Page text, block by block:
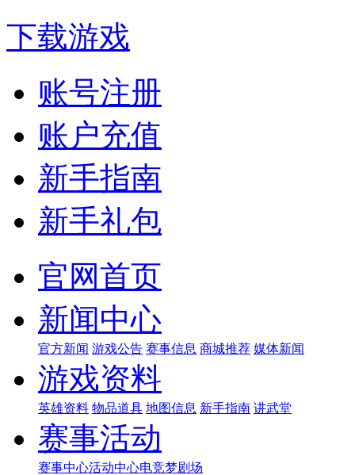
下载游戏
账号注册
账户充值
新手指南
新手礼包
官网首页
新闻中心
官方新闻 游戏公告 赛事信息 商城推荐 媒体新闻
游戏资料
英雄资料 物品道具 地图信息 新手指南 讲武堂
赛事活动
赛事中心活动中心电竞梦剧场